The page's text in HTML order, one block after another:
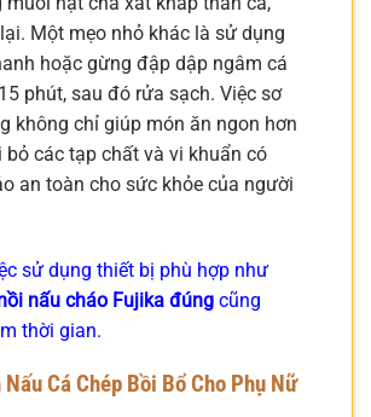
Một mẹo nhỏ khác là sử dụng
hoặc gừng đập dập ngâm cá
phút, sau đó rửa sạch. Việc sơ
không chỉ giúp món ăn ngon hơn
bỏ các tạp chất và vi khuẩn có
an toàn cho sức khỏe của người
sử dụng thiết bị phù hợp như
nấu cháo Fujika đúng cũng
thời gian.
Nấu Cá Chép Bồi Bổ Cho Phụ Nữ